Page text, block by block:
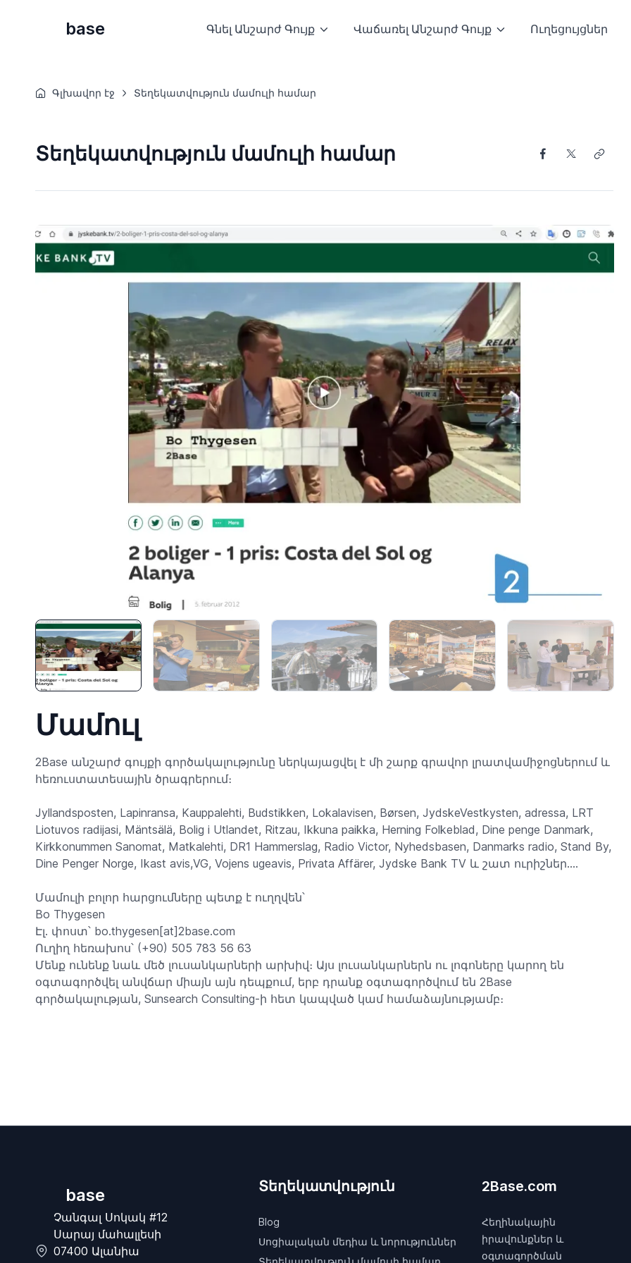
base Գնել Անշարժ Գույք Վաճառել Անշարժ Գույք Ուղեցույցներ
Գլխավոր էջ Տեղեկատվություն մամուլի համար
Տեղեկատվություն մամուլի համար
Մամուլ
2Base անշարժ գույքի գործակալությունը ներկայացվել է մի շարք գրավոր լրատվամիջոցներում և
հեռուստատեսային ծրագրերում։
Jyllandsposten, Lapinransa, Kauppalehti, Budstikken, Lokalavisen, Børsen, JydskeVestkysten, adressa, LRT
Liotuvos radijasi, Mäntsälä, Bolig i Utlandet, Ritzau, Ikkuna paikka, Herning Folkeblad, Dine penge Danmark,
Kirkkonummen Sanomat, Matkalehti, DR1 Hammerslag, Radio Victor, Nyhedsbasen, Danmarks radio, Stand By,
Dine Penger Norge, Ikast avis,VG, Vojens ugeavis, Privata Affärer, Jydske Bank TV և շատ ուրիշներ....
Մամուլի բոլոր հարցումները պետք է ուղղվեն՝
Bo Thygesen
Էլ. փոստ՝ bo.thygesen[at]2base.com
Ուղիղ հեռախոս՝ (+90) 505 783 56 63
Մենք ունենք նաև մեծ լուսանկարների արխիվ։ Այս լուսանկարներն ու լոգոները կարող են
օգտագործվել անվճար միայն այն դեպքում, երբ դրանք օգտագործվում են 2Base
գործակալության, Sunsearch Consulting-ի հետ կապված կամ համաձայնությամբ։
base
Չանգալ Սոկակ #12
Սարայ մահալլեսի
07400 Ալանիա
Տեղեկատվություն
Blog
Սոցիալական մեդիա և նորություններ
2Base.com
Հեղինակային
իրավունքներ և
օգտագործման